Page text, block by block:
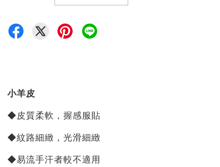
小羊皮
◆皮質柔軟，握感服貼
◆紋路細緻，光滑細緻
◆易流手汗者較不適用